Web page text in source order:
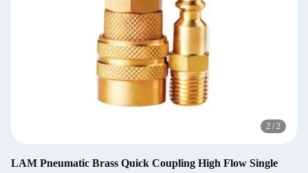
2 / 2
LAM Pneumatic Brass Quick Coupling High Flow Single